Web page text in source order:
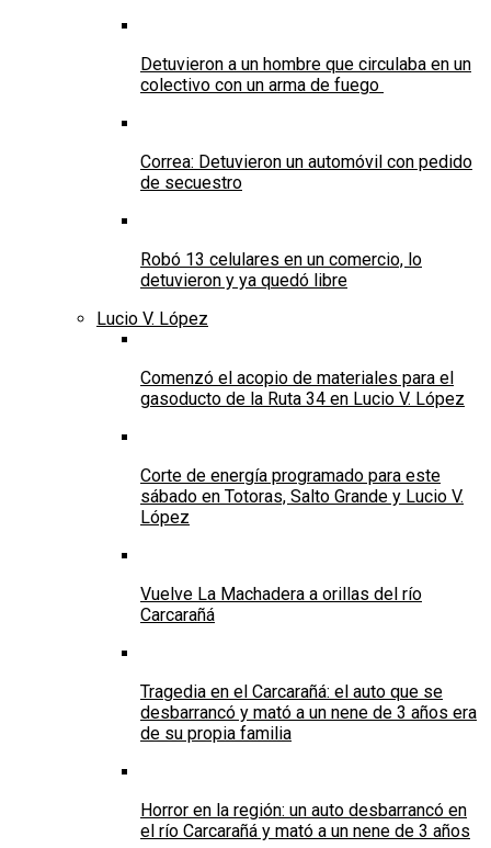
Detuvieron a un hombre que circulaba en un
colectivo con un arma de fuego
Correa: Detuvieron un automóvil con pedido
de secuestro
Robó 13 celulares en un comercio, lo
detuvieron y ya quedó libre
Lucio V. López
Comenzó el acopio de materiales para el
gasoducto de la Ruta 34 en Lucio V. López
Corte de energía programado para este
sábado en Totoras, Salto Grande y Lucio V.
López
Vuelve La Machadera a orillas del río
Carcarañá
Tragedia en el Carcarañá: el auto que se
desbarrancó y mató a un nene de 3 años era
de su propia familia
Horror en la región: un auto desbarrancó en
el río Carcarañá y mató a un nene de 3 años